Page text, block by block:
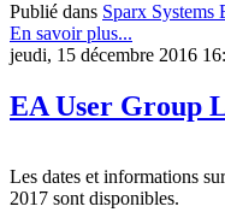
Publié dans Sparx Systems
En savoir plus...
jeudi, 15 décembre 2016
EA User Group
Les dates et informations
2017 sont disponibles.